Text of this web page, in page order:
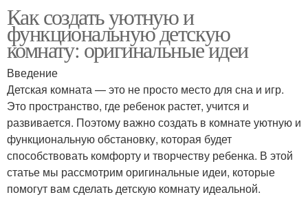
Как создать уютную и
функциональную детскую
комнату: оригинальные идеи
Введение
Детская комната — это не просто место для сна и игр.
Это пространство, где ребенок растет, учится и
развивается. Поэтому важно создать в комнате уютную и
функциональную обстановку, которая будет
способствовать комфорту и творчеству ребенка. В этой
статье мы рассмотрим оригинальные идеи, которые
помогут вам сделать детскую комнату идеальной.